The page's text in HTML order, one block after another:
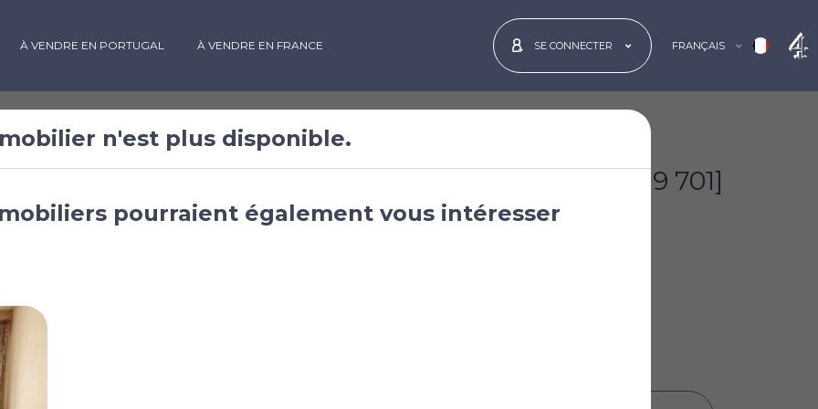
À VENDRE EN PORTUGAL À VENDRE EN FRANCE SE CONNECTER FRANÇAIS
vendre à
Centre, France
[£119 701]
n'est plus disponible.
pourraient également vous intéresser